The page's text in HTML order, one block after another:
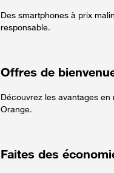
Des smartphones à prix
responsable.
Offres de
Découvrez les avantages en
Orange.
Faites des